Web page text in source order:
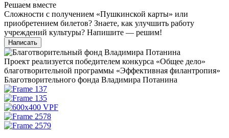
Решаем вместе
Сложности с получением «Пушкинской карты» или
приобретением билетов? Знаете, как улучшить работу
учреждений культуры? Напишите — решим!
Написать
Проект реализуется победителем конкурса «Общее дело»
благотворительной программы «Эффективная филантропия»
Благотворительного фонда Владимира Потанина